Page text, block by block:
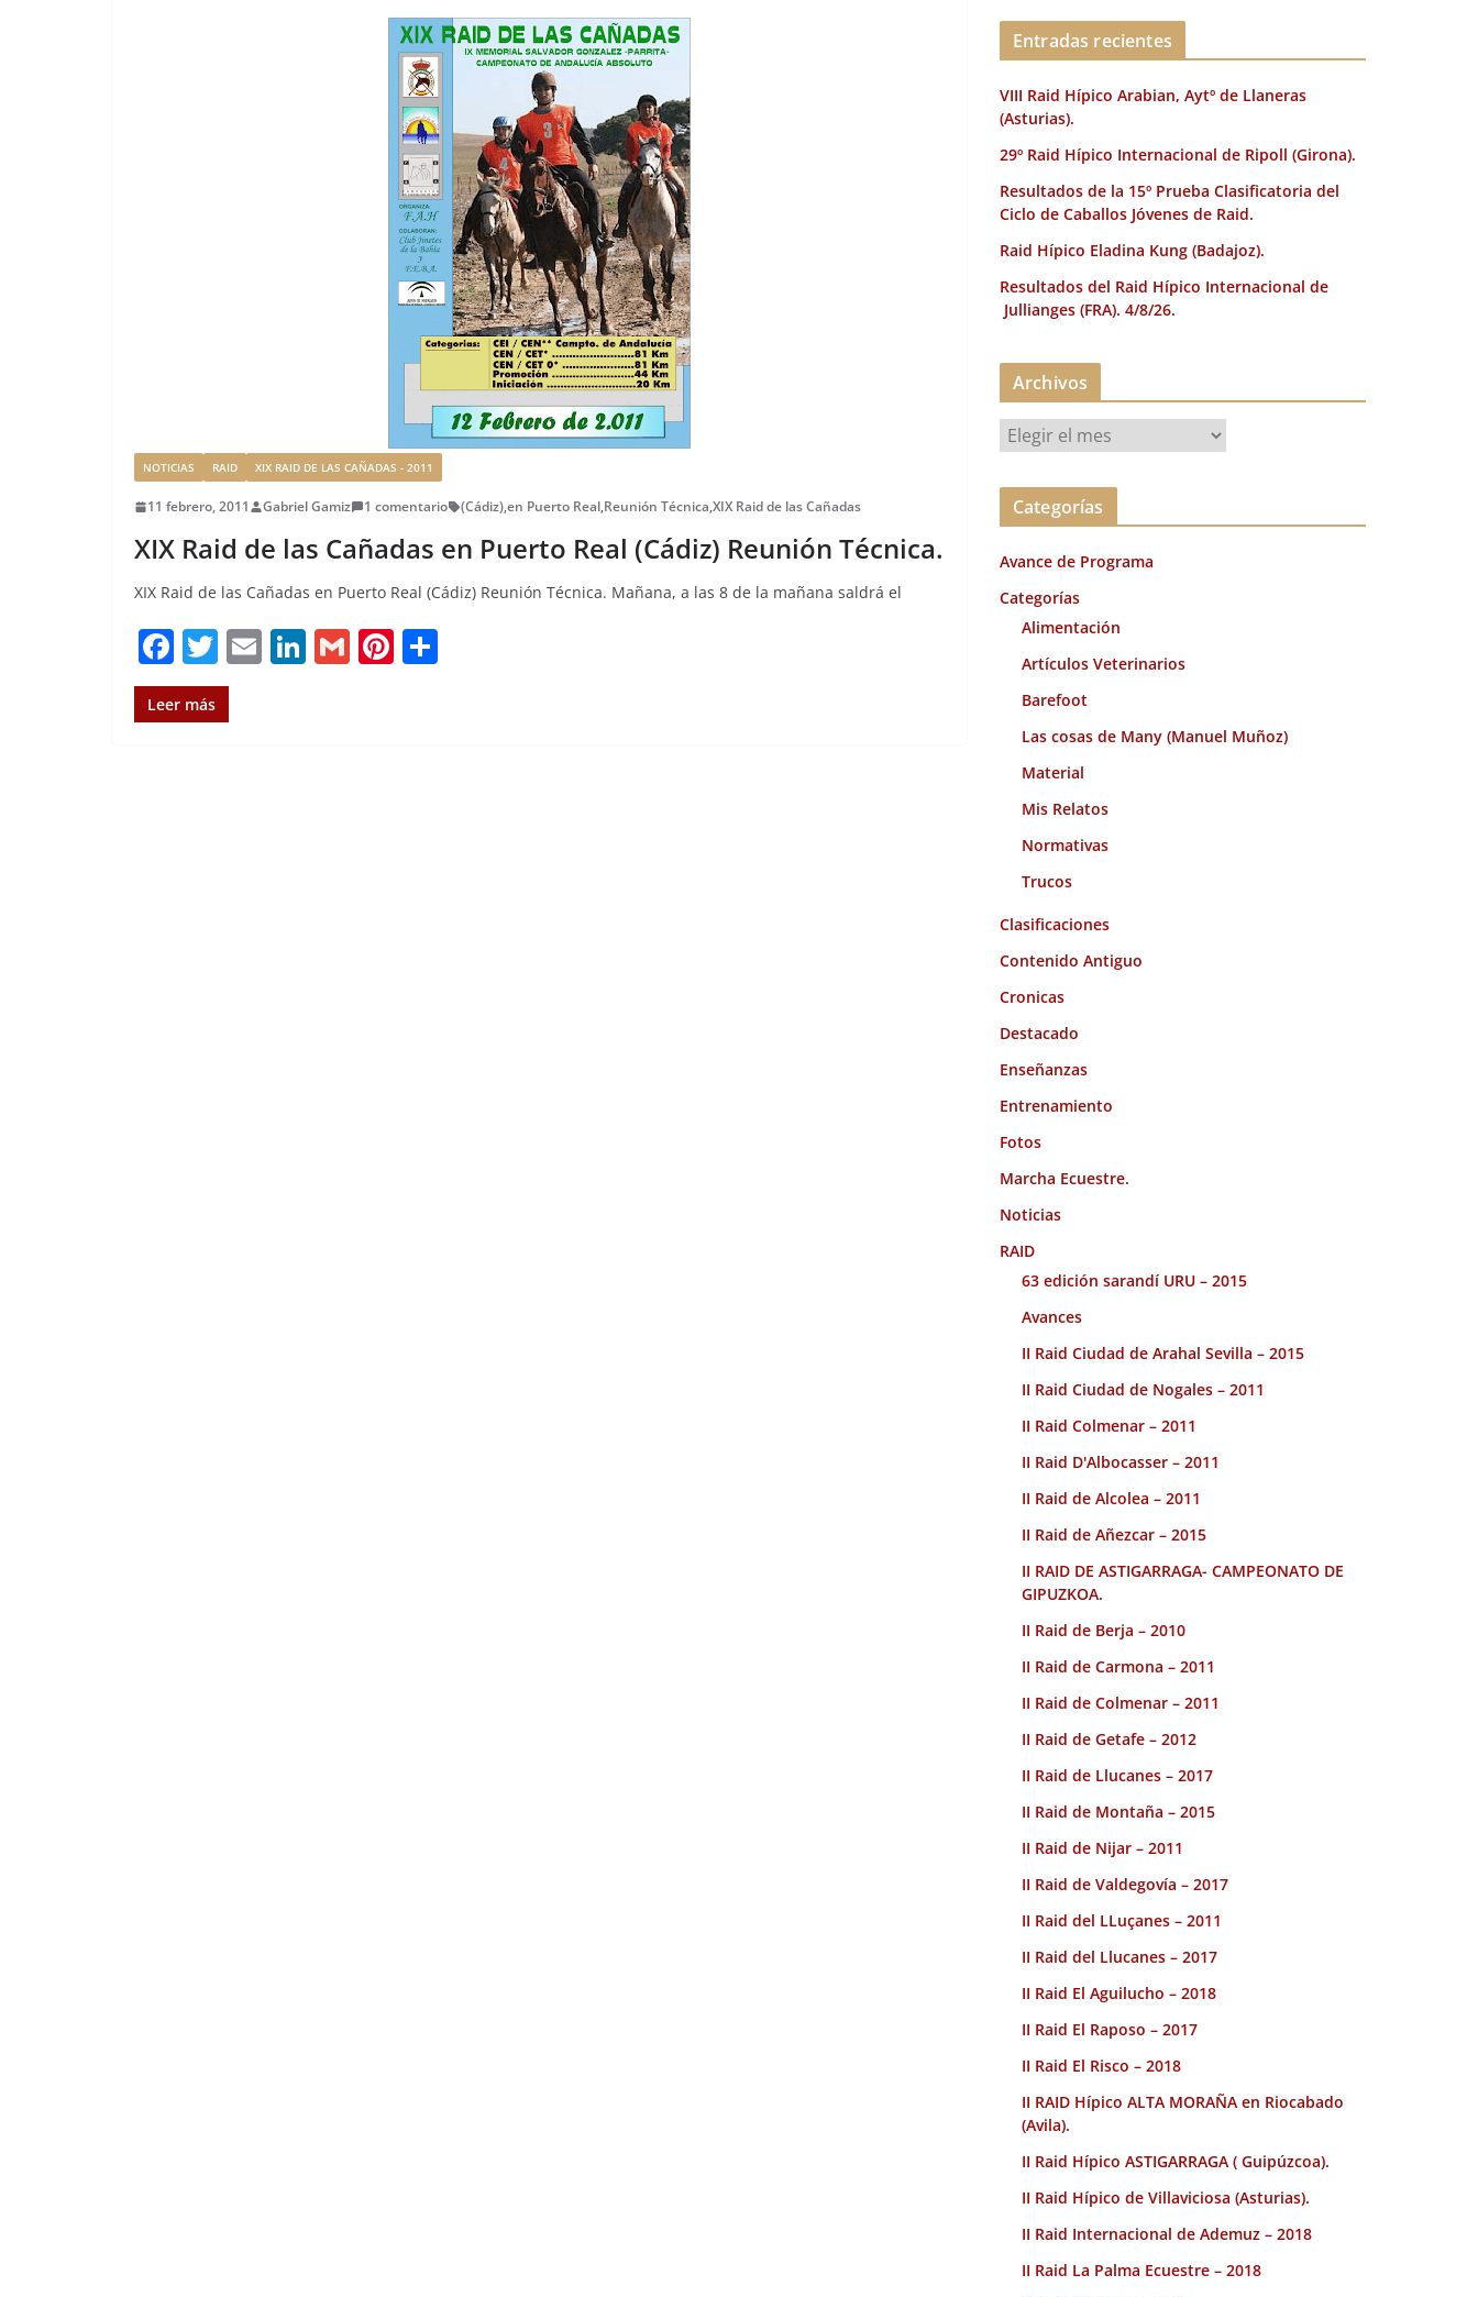
NOTICIAS RAID XIX RAID DE LAS CAÑADAS - 2011
11 febrero, 2011 Gabriel Gamiz 1 comentario (Cádiz),en Puerto Real,Reunión Técnica,XIX Raid de las Cañadas
XIX Raid de las Cañadas en Puerto Real (Cádiz) Reunión Técnica.
XIX Raid de las Cañadas en Puerto Real (Cádiz) Reunión Técnica. Mañana, a las 8 de la mañana saldrá el
F
a
c
T
w
it
E Li G Pi
Leer más
Entradas recientes
VIII Raid Hípico Arabian, Aytº de Llaneras
(Asturias).
29º Raid Hípico Internacional de Ripoll (Girona).
Resultados de la 15º Prueba Clasificatoria del
Ciclo de Caballos Jóvenes de Raid.
Raid Hípico Eladina Kung (Badajoz).
Resultados del Raid Hípico Internacional de
Jullianges (FRA). 4/8/26.
Archivos
r
c
v
o
Categorías
Avance de Programa
Categorías
Alimentación
Artículos Veterinarios
Barefoot
Las cosas de Many (Manuel Muñoz)
Material
Mis Relatos
Normativas
Trucos
Clasificaciones
Contenido Antiguo
Cronicas
Destacado
Enseñanzas
Entrenamiento
Fotos
Marcha Ecuestre.
Noticias
RAID
63 edición sarandí URU – 2015
Avances
II Raid Ciudad de Arahal Sevilla – 2015
II Raid Ciudad de Nogales – 2011
II Raid Colmenar – 2011
II Raid D'Albocasser – 2011
II Raid de Alcolea – 2011
II Raid de Añezcar – 2015
II RAID DE ASTIGARRAGA- CAMPEONATO DE
GIPUZKOA.
II Raid de Berja – 2010
II Raid de Carmona – 2011
II Raid de Colmenar – 2011
II Raid de Getafe – 2012
II Raid de Llucanes – 2017
II Raid de Montaña – 2015
II Raid de Nijar – 2011
II Raid de Valdegovía – 2017
II Raid del LLuçanes – 2011
II Raid del Llucanes – 2017
II Raid El Aguilucho – 2018
II Raid El Raposo – 2017
II Raid El Risco – 2018
II RAID Hípico ALTA MORAÑA en Riocabado
(Avila).
II Raid Hípico ASTIGARRAGA ( Guipúzcoa).
II Raid Hípico de Villaviciosa (Asturias).
II Raid Internacional de Ademuz – 2018
II Raid La Palma Ecuestre – 2018